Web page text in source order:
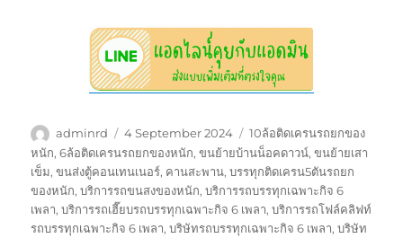
Author
adminrd
Posted
on
4 September 2024 Tags
10ล้อติดเครนรถยกของ
หนัก,6ล้อติดเครนรถยกของหนัก,ขนย้ายบ้านน็อคดาวน์,ขนย้ายเสา
เข็ม,ขนส่งตู้คอนเทนเนอร์, คานสะพาน,บรรทุกติดเครน5ตันรถยก
ของหนัก,บริการรถขนสงของหนัก,บริการรถบรรทุกเฉพาะกิจ 6
เพลา,บริการรถเฮี๊ยบรถบรรทุกเฉพาะกิจ 6 เพลา,บริการรถโฟล์คลิฟท์
รถบรรทุกเฉพาะกิจ 6 เพลา,บริษัทรถบรรทุกเฉพาะกิจ 6 เพลา,บริษัท